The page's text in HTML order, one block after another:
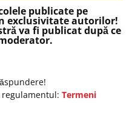
publicate pe
în exclusivitate autorilor!
va fi publicat după ce
Termeni